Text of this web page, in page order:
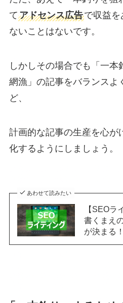
てアドセンス広告で収益を
ないことはないです。
しかしその場合でも「一本
網漁」の記事をバランスよ
ど、
計画的な記事の生産を心が
化するようにしましょう。
あわせて読みたい
【SEOラ
書くまえ
が決まる！